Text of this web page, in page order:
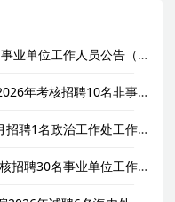
重庆交通大学2026年考核招聘50名事业单位工作人员公告（第一批）
重庆开放大学、重庆工商职业学院2026年考核招聘10名非事业编制博士人才公告（第一批）
陆军军医大学基础医学院2026年6月招聘1名政治工作处工作人员启事
重庆三峡职业学院2026年上半年考核招聘30名事业单位工作人员公告